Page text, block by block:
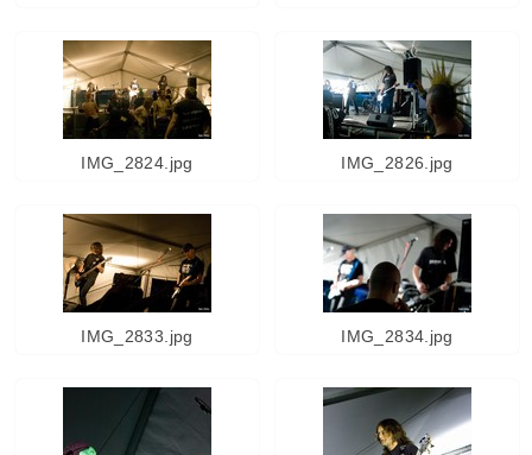
IMG_2824.jpg IMG_2826.jpg
IMG_2833.jpg IMG_2834.jpg